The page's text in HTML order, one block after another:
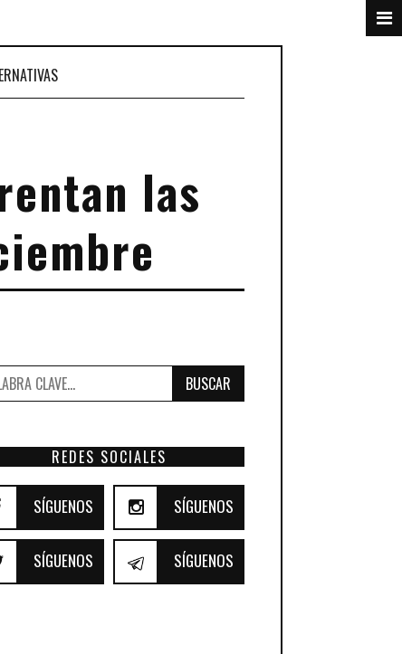
las
BUSCAR
REDES SOCIALES
SÍGUENOS SÍGUENOS
SÍGUENOS SÍGUENOS